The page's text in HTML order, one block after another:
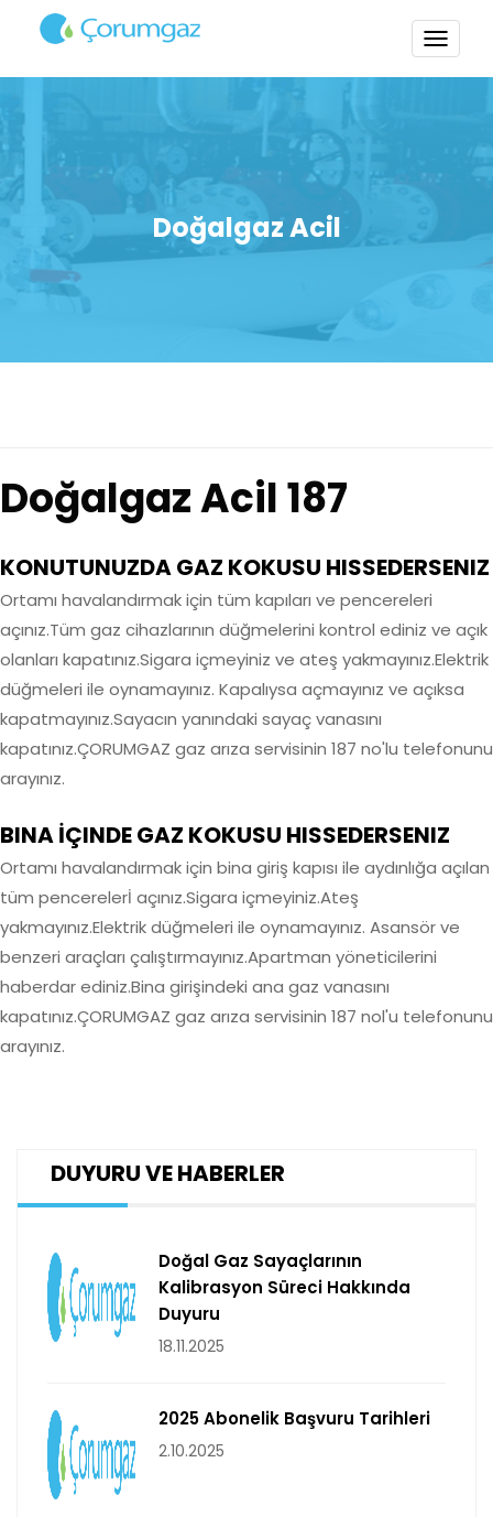
Doğalgaz Acil
Doğalgaz Acil 187
KONUTUNUZDA GAZ KOKUSU HISSEDERSENIZ
Ortamı havalandırmak için tüm kapıları ve pencereleri
açınız.Tüm gaz cihazlarının düğmelerini kontrol ediniz ve açık
olanları kapatınız.Sigara içmeyiniz ve ateş yakmayınız.Elektrik
düğmeleri ile oynamayınız. Kapalıysa açmayınız ve açıksa
kapatmayınız.Sayacın yanındaki sayaç vanasını
kapatınız.ÇORUMGAZ gaz arıza servisinin 187 no'lu telefonunu
arayınız.
BINA İÇINDE GAZ KOKUSU HISSEDERSENIZ
Ortamı havalandırmak için bina giriş kapısı ile aydınlığa açılan
tüm pencerelerİ açınız.Sigara içmeyiniz.Ateş
yakmayınız.Elektrik düğmeleri ile oynamayınız. Asansör ve
benzeri araçları çalıştırmayınız.Apartman yöneticilerini
haberdar ediniz.Bina girişindeki ana gaz vanasını
kapatınız.ÇORUMGAZ gaz arıza servisinin 187 nol'u telefonunu
arayınız.
DUYURU VE HABERLER
Doğal Gaz Sayaçlarının
Kalibrasyon Süreci Hakkında
Duyuru
18.11.2025
2025 Abonelik Başvuru Tarihleri
2.10.2025